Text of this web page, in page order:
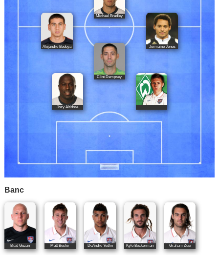
Michael Bradley
Alejandro Bedoya Jermaine Jones
Clint Dempsey
Jozy Altidore
Banc
Brad Guzan Matt Besler DeAndre Yedlin Kyle Beckerman Graham Zusi